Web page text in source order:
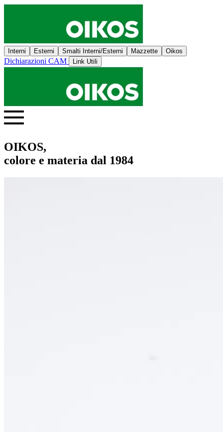
Interni Esterni Smalti Interni/Esterni Mazzette Oikos
Dichiarazioni CAM Link Utili
OIKOS,
colore e materia dal 1984